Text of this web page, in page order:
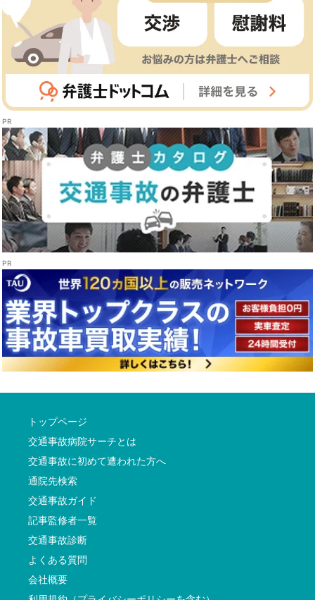
トップページ
交通事故病院サーチとは
交通事故に初めて遭われた方へ
通院先検索
交通事故ガイド
記事監修者一覧
交通事故診断
よくある質問
会社概要